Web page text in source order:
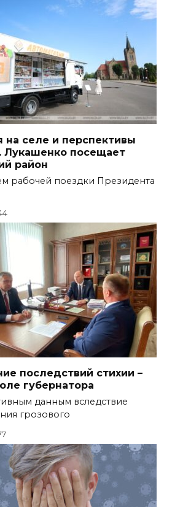
на селе и перспективы
посещает
район
рабочей поездки Президента
последствий стихии –
губернатора
данным вследствие
грозового